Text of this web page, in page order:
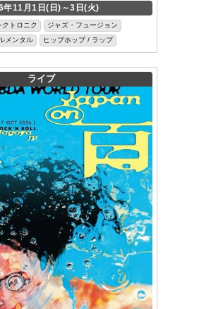
年11月1日(日)～3日(火)
クトロニク
ジャズ・フュージョン
メンタル
ヒップホップ / ラップ
ライブ